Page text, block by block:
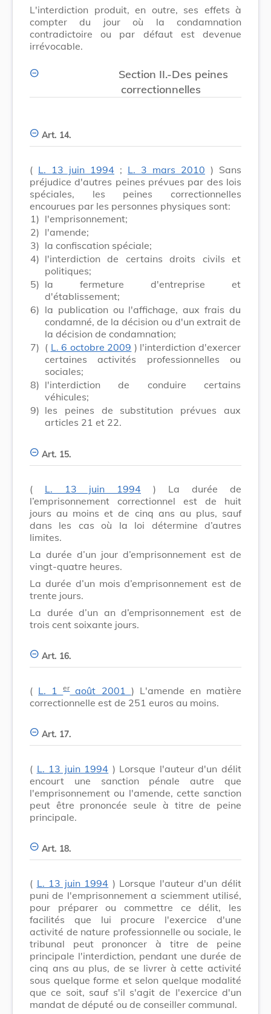
L'interdiction produit, en outre, ses effets à
compter du jour où la condamnation
contradictoire ou par défaut est devenue
irrévocable.
Section II.-Des peines
correctionnelles
Art. 14.
( L. 13 juin 1994 ; L. 3 mars 2010 ) Sans
préjudice d'autres peines prévues par des lois
spéciales, les peines correctionnelles
encourues par les personnes physiques sont:
1) l'emprisonnement;
2) l'amende;
3) la confiscation spéciale;
4) l'interdiction de certains droits civils et
politiques;
5) la fermeture d'entreprise et
d'établissement;
6) la publication ou l'affichage, aux frais du
condamné, de la décision ou d'un extrait de
la décision de condamnation;
7) ( L. 6 octobre 2009 ) l'interdiction d'exercer
certaines activités professionnelles ou
sociales;
8) l'interdiction de conduire certains
véhicules;
9) les peines de substitution prévues aux
articles 21 et 22.
Art. 15.
( L. 13 juin 1994 ) La durée de
l’emprisonnement correctionnel est de huit
jours au moins et de cinq ans au plus, sauf
dans les cas où la loi détermine d’autres
limites.
La durée d’un jour d’emprisonnement est de
vingt-quatre heures.
La durée d’un mois d’emprisonnement est de
trente jours.
La durée d’un an d’emprisonnement est de
trois cent soixante jours.
Art. 16.
( L. 1eraoût 2001 ) L'amende en matière
correctionnelle est de 251 euros au moins.
Art. 17.
( L. 13 juin 1994 ) Lorsque l'auteur d'un délit
encourt une sanction pénale autre que
l'emprisonnement ou l'amende, cette sanction
peut être prononcée seule à titre de peine
principale.
Art. 18.
( L. 13 juin 1994 ) Lorsque l'auteur d'un délit
puni de l'emprisonnement a sciemment utilisé,
pour préparer ou commettre ce délit, les
facilités que lui procure l'exercice d'une
activité de nature professionnelle ou sociale, le
tribunal peut prononcer à titre de peine
principale l'interdiction, pendant une durée de
cinq ans au plus, de se livrer à cette activité
sous quelque forme et selon quelque modalité
que ce soit, sauf s'il s'agit de l'exercice d'un
mandat de député ou de conseiller communal.